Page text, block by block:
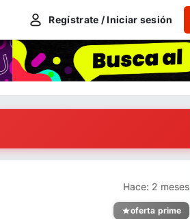
Regístrate / Iniciar sesión
Hace: 2 meses
oferta prime